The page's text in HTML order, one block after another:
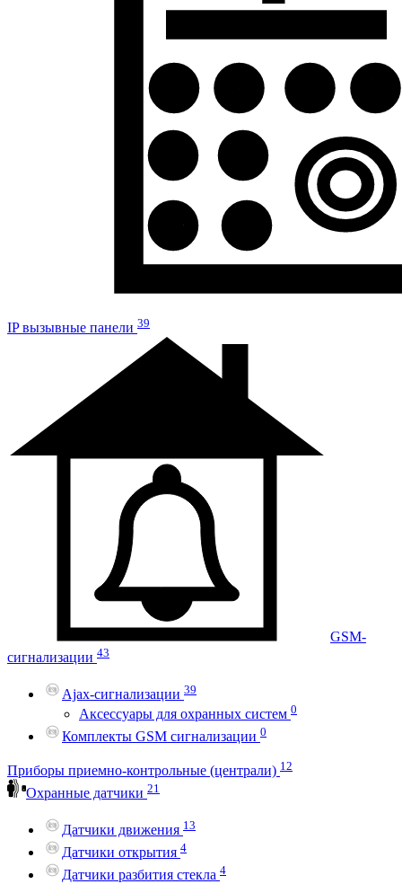
IP вызывные панели 39
GSM-
сигнализации 43
Ajax-сигнализации 39
Аксессуары для охранных систем 0
Комплекты GSM сигнализации 0
Приборы приемно-контрольные (централи) 12
Охранные датчики 21
Датчики движения 13
Датчики открытия 4
Датчики разбития стекла 4